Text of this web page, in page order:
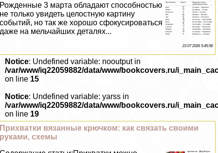
Рожденные 3 марта обладают способностью
не только увидеть целостную картину
событий, но так же хорошо сфокусироваться
даже на мельчайших деталях...
23 07 2026 5:45:58
Notice: Undefined variable: nooutput in
/var/www/iq22059882/data/www/bookcovers.ru/
on line 15
Notice: Undefined variable: yarss in
/var/www/iq22059882/data/www/bookcovers.ru/
on line 19
Прихватки вязанные крючком: как связать своими
руками, схемы